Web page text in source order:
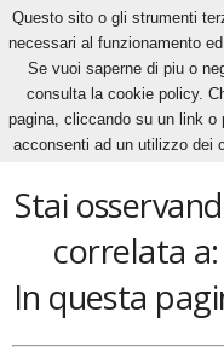
Home Tags Mental strategies
mental
Stai
correlata
In questa
Questo sito o gli strumenti
necessari al funzionamento
Se vuoi saperne di piu o
consulta la cookie policy.
pagina, cliccando su un link o
acconsenti ad un utilizzo dei